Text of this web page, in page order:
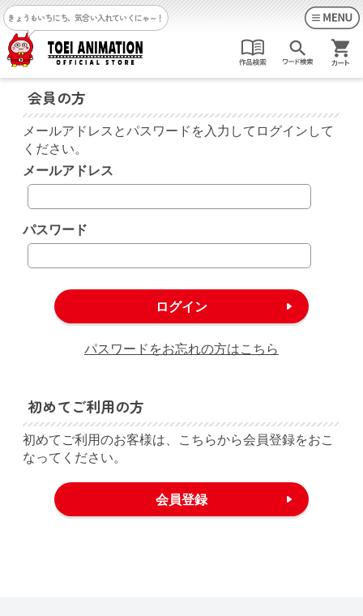
きょうもいちにち、気合い入れていくにゃ～！
会員の方
メールアドレスとパスワードを入力してログインして
ください。
メールアドレス
パスワード
パスワードをお忘れの方はこちら
初めてご利用の方
初めてご利用のお客様は、こちらから会員登録をおこ
なってください。